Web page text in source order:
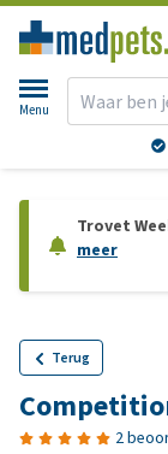
Menu
Trovet
meer
Terug
2